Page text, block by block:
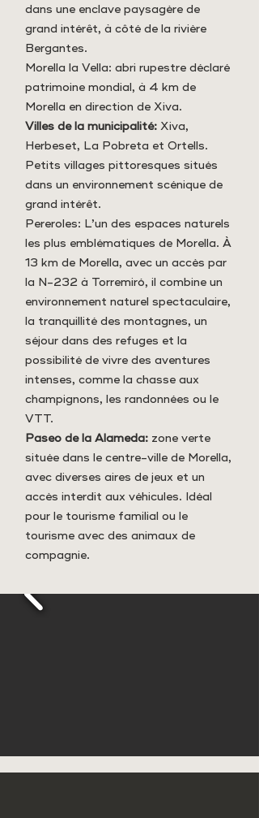
dans une enclave paysagère de
grand intérêt, à côté de la rivière
Bergantes.
Morella la Vella: abri rupestre déclaré
patrimoine mondial, à 4 km de
Morella en direction de Xiva.
Villes de la municipalité: Xiva,
Herbeset, La Pobreta et Ortells.
Petits villages pittoresques situés
dans un environnement scénique de
grand intérêt.
Pereroles: L’un des espaces naturels
les plus emblématiques de Morella. À
13 km de Morella, avec un accès par
la N-232 à Torremiró, il combine un
environnement naturel spectaculaire,
la tranquillité des montagnes, un
séjour dans des refuges et la
possibilité de vivre des aventures
intenses, comme la chasse aux
champignons, les randonnées ou le
VTT.
Paseo de la Alameda: zone verte
située dans le centre-ville de Morella,
avec diverses aires de jeux et un
accès interdit aux véhicules. Idéal
pour le tourisme familial ou le
tourisme avec des animaux de
compagnie.